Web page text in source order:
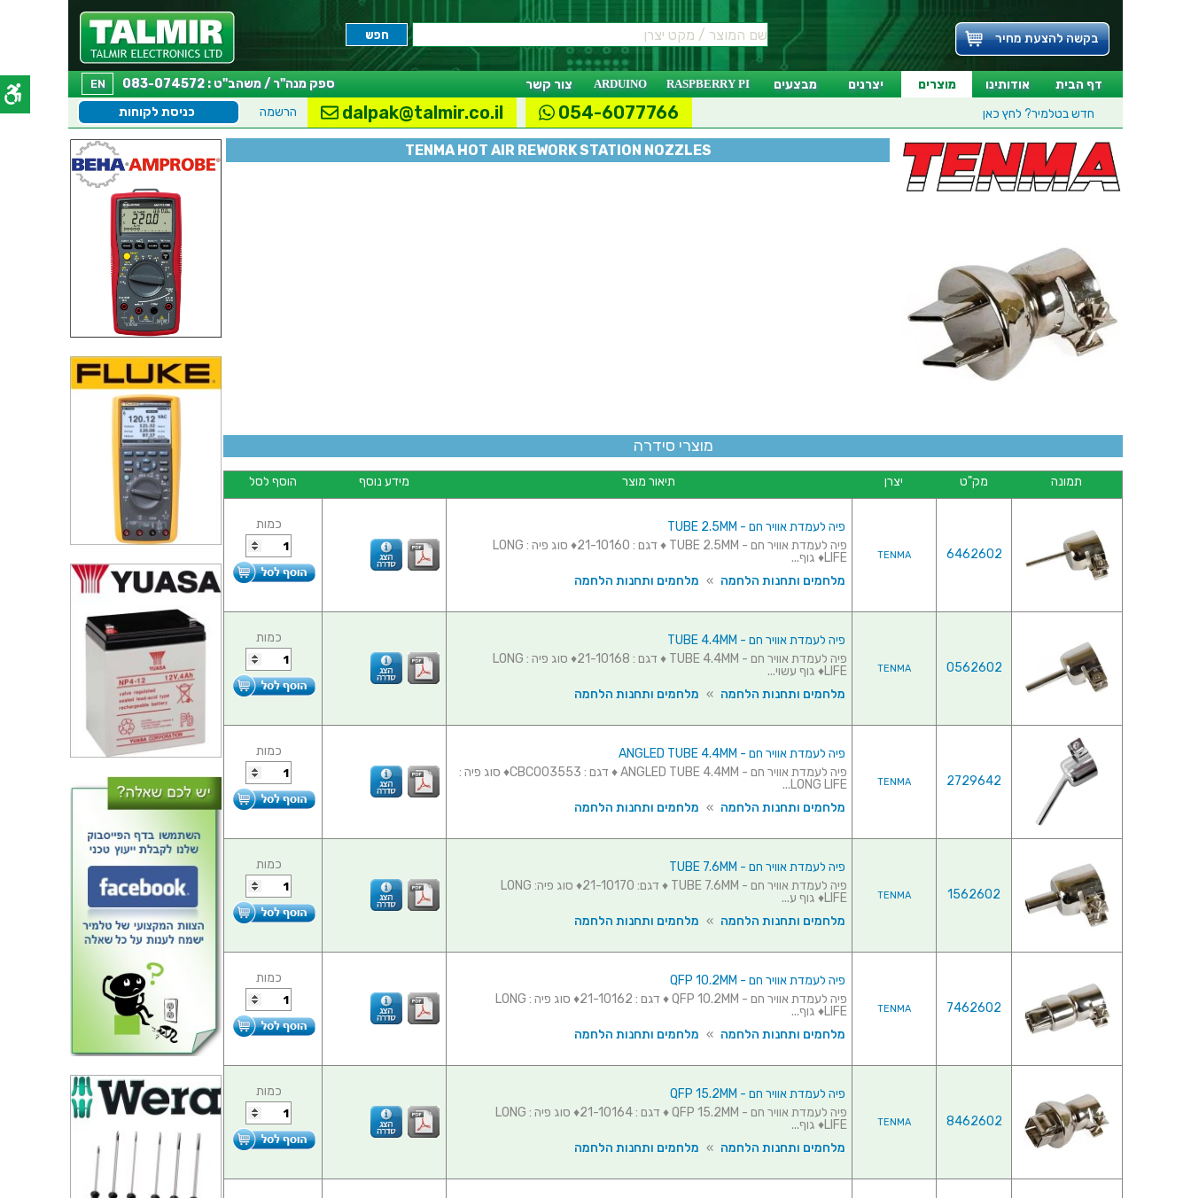
בקשה להצעת מחיר
דף הבית אודותינו מוצרים יצרנים מבצעים RASPBERRY PI
ARDUINO צור קשר EN
ספק מנה"ר / משהב"ט : 083-074572
חדש בטלמיר? לחץ כאן כניסת לקוחות הרשמה dalpak@talmir.co.il 054-6077766
TENMA HOT AIR REWORK STATION NOZZLES
מוצרי סידרה
תמונה מק"ט יצרן תיאור מוצר מידע נוסף הוסף לסל
6462602
TENMA
פיה לעמדת אוויר חם - TUBE 2.5MM
פיה לעמדת אוויר חם - TUBE 2.5MM ♦ דגם : 21-10160♦ סוג פיה : LONG
LIFE♦ גוף...
מלחמים ותחנות הלחמה » מלחמים ותחנות הלחמה
כמות
0562602
TENMA
פיה לעמדת אוויר חם - TUBE 4.4MM
פיה לעמדת אוויר חם - TUBE 4.4MM ♦ דגם : 21-10168♦ סוג פיה : LONG
LIFE♦ גוף עשוי...
מלחמים ותחנות הלחמה » מלחמים ותחנות הלחמה
כמות
2729642
TENMA
פיה לעמדת אוויר חם - ANGLED TUBE 4.4MM
פיה לעמדת אוויר חם - ANGLED TUBE 4.4MM ♦ דגם : CBC003553♦ סוג פיה :
LONG LIFE...
מלחמים ותחנות הלחמה » מלחמים ותחנות הלחמה
כמות
1562602
TENMA
פיה לעמדת אוויר חם - TUBE 7.6MM
פיה לעמדת אוויר חם - TUBE 7.6MM ♦ דגם: 21-10170♦ סוג פיה: LONG
LIFE♦ גוף ע...
מלחמים ותחנות הלחמה » מלחמים ותחנות הלחמה
כמות
7462602
TENMA
פיה לעמדת אוויר חם - QFP 10.2MM
פיה לעמדת אוויר חם - QFP 10.2MM ♦ דגם : 21-10162♦ סוג פיה : LONG
LIFE♦ גוף...
מלחמים ותחנות הלחמה » מלחמים ותחנות הלחמה
כמות
8462602
TENMA
פיה לעמדת אוויר חם - QFP 15.2MM
פיה לעמדת אוויר חם - QFP 15.2MM ♦ דגם : 21-10164♦ סוג פיה : LONG
LIFE♦ גוף...
מלחמים ותחנות הלחמה » מלחמים ותחנות הלחמה
כמות